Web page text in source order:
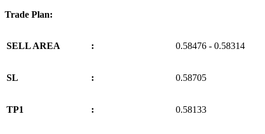
Trade Plan:
SELL AREA : 0.58476 - 0.58314
SL : 0.58705
TP1 : 0.58133